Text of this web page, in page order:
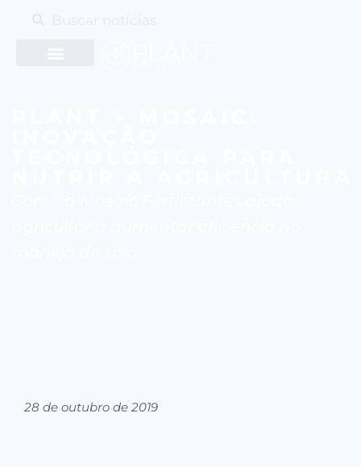
28 de outubro de 2019